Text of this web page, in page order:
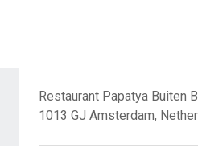
Restaurant Papatya Buiten
1013 GJ Amsterdam,